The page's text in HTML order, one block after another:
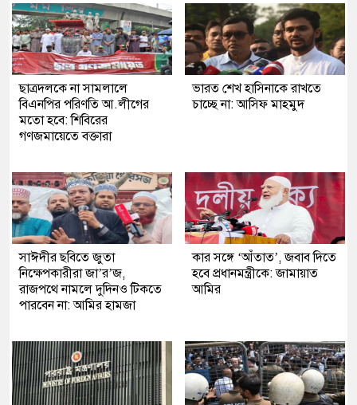
ছাত্রদলকে না সামলালে
বিএনপির পরিণতি আ.লীগের
মতো হবে: শিবিরের
গণজমায়েতে বক্তারা
ভারত শেখ হাসিনাকে রাখতে
চাচ্ছে না: আসিফ মাহমুদ
সাঈদীর ছবিতে জুতা
নিক্ষেপকারীরা জা’র’জ,
রাজপথে নামলে দুদিনও টিকতে
পারবেন না: আমির হামজা
কার সঙ্গে ‘আঁতাত’, জবাব দিতে
হবে প্রধানমন্ত্রীকে: জামায়াত
আমির